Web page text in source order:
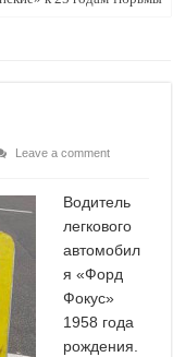
Leave a comment
Водитель
легкового
автомобил
я «Форд
Фокус»
1958 года
рождения.